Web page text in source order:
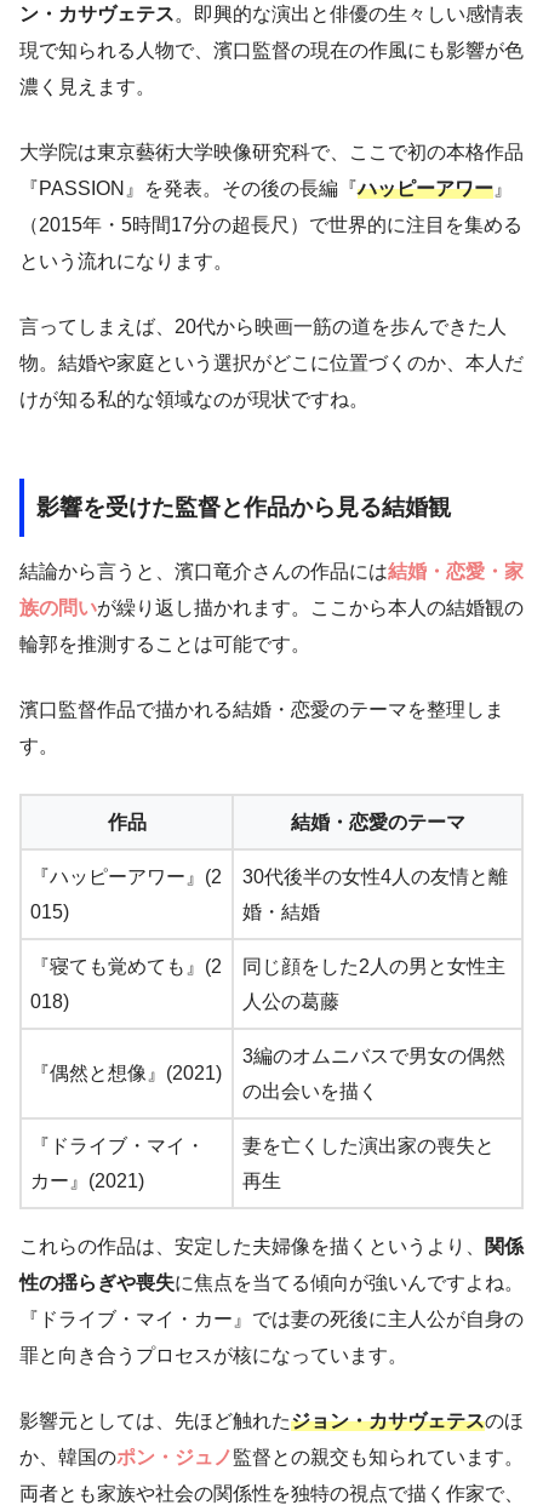
ン・カサヴェテス。即興的な演出と俳優の生々しい感情表
現で知られる人物で、濱口監督の現在の作風にも影響が色
濃く見えます。
大学院は東京藝術大学映像研究科で、ここで初の本格作品
『PASSION』を発表。その後の長編『ハッピーアワー 』
（2015年・5時間17分の超長尺）で世界的に注目を集める
という流れになります。
言ってしまえば、20代から映画一筋の道を歩んできた人
物。結婚や家庭という選択がどこに位置づくのか、本人だ
けが知る私的な領域なのが現状ですね。
影響を受けた監督と作品から見る結婚観
結論から言うと、濱口竜介さんの作品には結婚・恋愛・家
族の問いが繰り返し描かれます。ここから本人の結婚観の
輪郭を推測することは可能です。
濱口監督作品で描かれる結婚・恋愛のテーマを整理しま
す。
作品 結婚・恋愛のテーマ
『ハッピーアワー』(2
015)
30代後半の女性4人の友情と離
婚・結婚
『寝ても覚めても』(2
018)
同じ顔をした2人の男と女性主
人公の葛藤
『偶然と想像』(2021)
3編のオムニバスで男女の偶然
の出会いを描く
『ドライブ・マイ・
カー』(2021)
妻を亡くした演出家の喪失と
再生
これらの作品は、安定した夫婦像を描くというより、
関係
性の揺らぎや喪失に焦点を当てる傾向が強いんですよね。
『ドライブ・マイ・カー』では妻の死後に主人公が自身の
罪と向き合うプロセスが核になっています。
影響元としては、先ほど触れたジョン・カサヴェテスのほ
か、韓国のポン・ジュノ監督との親交も知られています。
両者とも家族や社会の関係性を独特の視点で描く作家で、